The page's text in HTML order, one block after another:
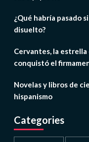
¿Qué habría pasado
disuelto?
Cervantes, la
conquistó el
Novelas y libros de
hispanismo
Categories